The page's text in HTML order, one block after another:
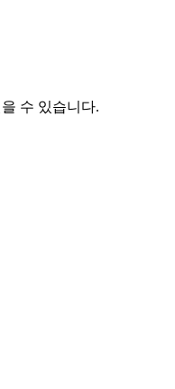
수 있습니다.